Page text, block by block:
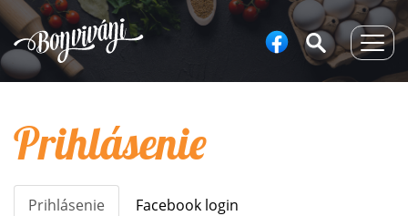
Prihlásenie
Prihlásenie (aktívnaFacebook login